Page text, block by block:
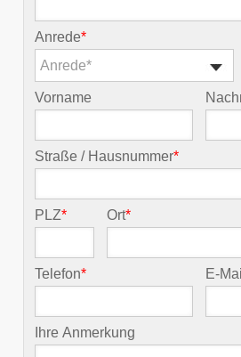
Anrede*
Anrede*
Vorname
Straße / Hausnummer*
PLZ* Ort*
Telefon* E-
Ihre Anmerkung